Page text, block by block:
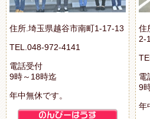
住所.埼玉県越谷市南町1-17-13
TEL.048-972-4141
電話受付
9時～18時迄
年中無休です。
住
2-
電
9
年